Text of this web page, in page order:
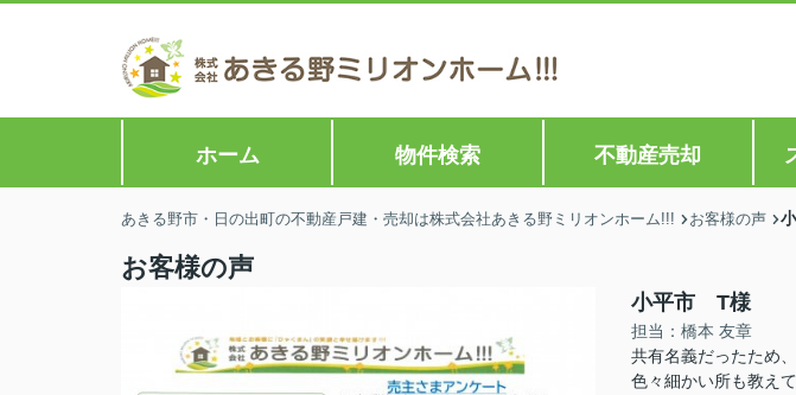
ホーム 物件検索 不動産売却
あきる野市・日の出町の不動産戸建・売却は株式会社あきる野ミリオンホーム!!! お客様の声
お客様の声
小平市 T様
担当：橋本 友章
共有名義だったため
色々細かい所も教え